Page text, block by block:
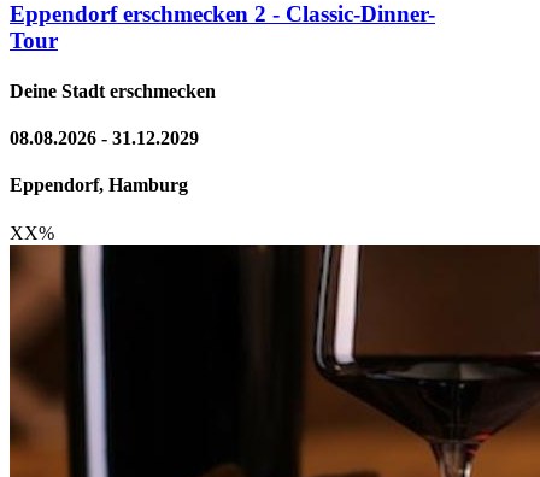
Eppendorf erschmecken 2 - Classic-Dinner-
Tour
Deine Stadt erschmecken
08.08.2026 - 31.12.2029
Eppendorf, Hamburg
XX%